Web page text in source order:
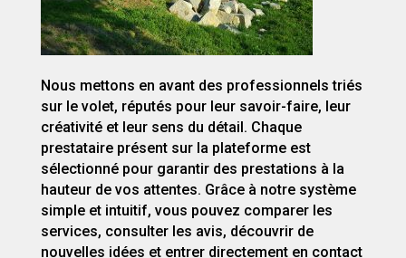
Nous mettons en avant des professionnels triés
sur le volet, réputés pour leur savoir-faire, leur
créativité et leur sens du détail. Chaque
prestataire présent sur la plateforme est
sélectionné pour garantir des prestations à la
hauteur de vos attentes. Grâce à notre système
simple et intuitif, vous pouvez comparer les
services, consulter les avis, découvrir de
nouvelles idées et entrer directement en contact